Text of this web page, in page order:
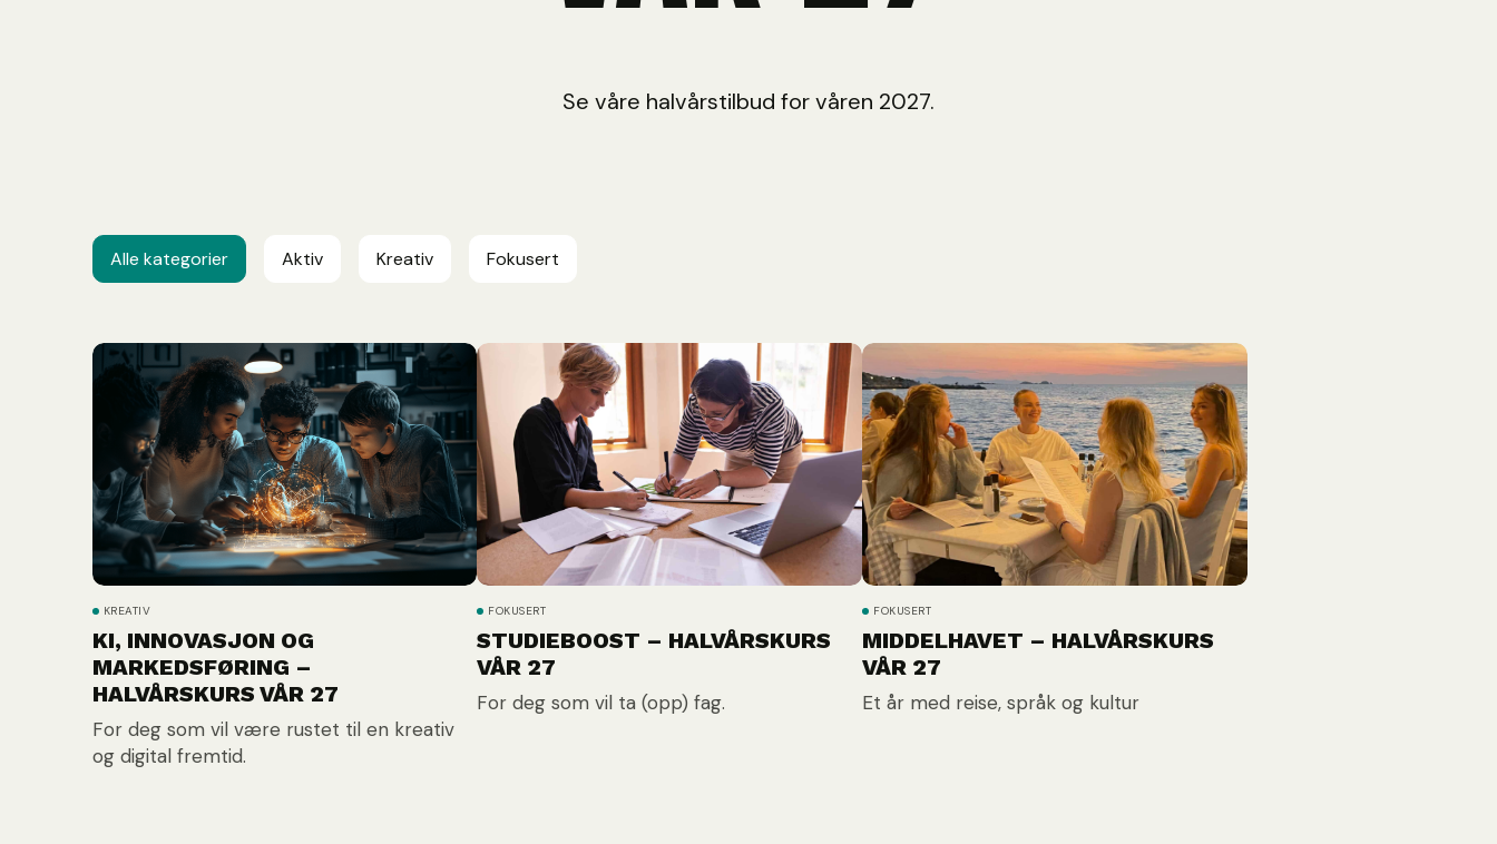
Se våre halvårstilbud for våren 2027.
Alle kategorier Aktiv Kreativ Fokusert
KREATIV
KI, INNOVASJON OG
MARKEDSFØRING –
HALVÅRSKURS VÅR 27
For deg som vil være rustet til en kreativ
og digital fremtid.
FOKUSERT
STUDIEBOOST – HALVÅRSKURS
VÅR 27
For deg som vil ta (opp) fag.
FOKUSERT
MIDDELHAVET – HALVÅRSKURS
VÅR 27
Et år med reise, språk og kultur